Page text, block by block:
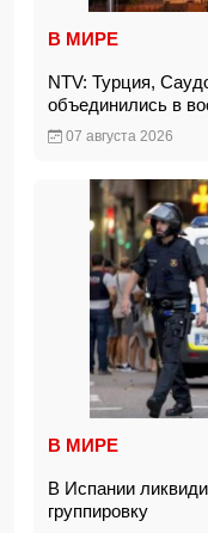
В МИРЕ
NTV: Турция,
объединились в
07 августа 2026
В МИРЕ
В Испании
группировку